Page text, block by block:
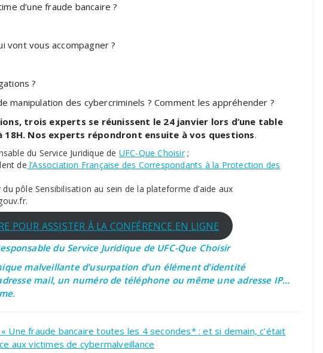
d’une fraude bancaire ?
vont vous accompagner ?
?
manipulation des cybercriminels ? Comment les appréhender ?
trois experts se réunissent le 24 janvier lors d’une table
18H. Nos experts répondront ensuite à vos questions.
du Service Juridique de UFC-Que Choisir;
de l’Association Française des Correspondants à la Protection des
pôle Sensibilisation au sein de la plateforme d’aide aux
POUR ASSISTER À LA CONFÉRENCE EN LIGNE
du Service Juridique de UFC-Que Choisir
malveillante d’usurpation d’un élément d’identité
mail, un numéro de téléphone ou même une adresse IP…
Une fraude bancaire toutes les 4 secondes* : et si demain, c’était
aux victimes de cybermalveillance